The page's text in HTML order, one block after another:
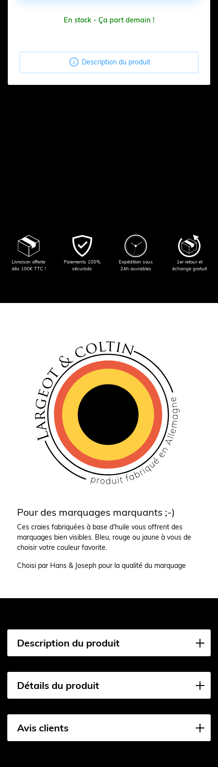
En stock - Ça part demain !
 Description du produit
Livraison offerte
dès 100€ TTC !
Paiements 100%
sécurisés
Expédition sous
24h ouvrables
1er retour et
échange gratuit
Pour des marquages marquants ;-)
Ces craies fabriquées à base d'huile vous offrent des
marquages bien visibles. Bleu, rouge ou jaune à vous de
choisir votre couleur favorite.
Choisi par Hans & Joseph pour la qualité du marquage
Description du produit
Détails du produit
Avis clients